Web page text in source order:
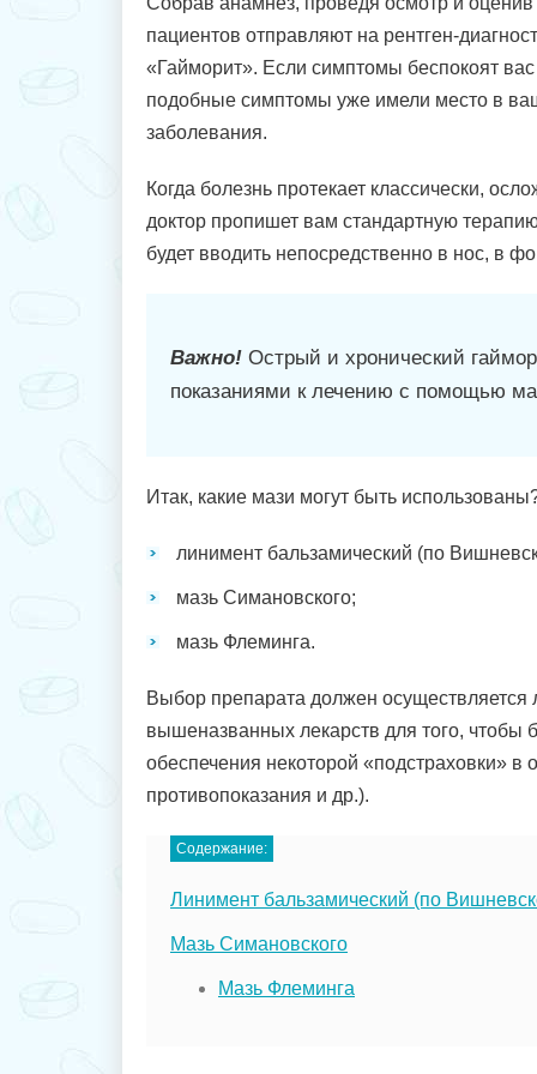
пациентов отправляют на рентген-
«Гайморит». Если симптомы беспокоят
подобные симптомы уже имели место в
заболевания.
Когда болезнь протекает классически,
доктор пропишет вам стандартную
будет вводить непосредственно в нос, в
Важно! Острый и хронический
показаниями к лечению с помощью
Итак, какие мази могут быть
линимент бальзамический (по
мазь Симановского;
мазь Флеминга.
Выбор препарата должен
вышеназванных лекарств для того, чтобы
обеспечения некоторой «подстраховки»
противопоказания и др.).
Содержание:
Линимент бальзамический (по
Мазь Симановского
Мазь Флеминга